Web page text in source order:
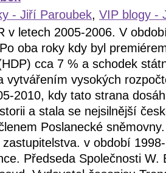
- Jiří Paroubek, VIP blogy -
v letech 2005-2006. V
oba roky kdy byl
cca 7 % a schodek
vytvářením vysokých
2010, kdy tato strana
a stala se nejsilnější
Poslanecké
v období
Předseda Společnosti W.